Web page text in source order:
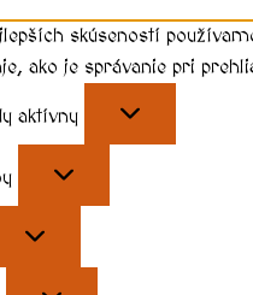
skúseností
ako je správanie pri
aktívny